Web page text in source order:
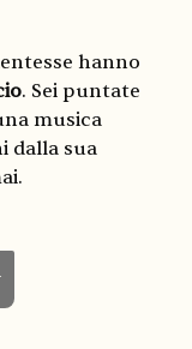
hanno
. Sei puntate
musica
dalla sua